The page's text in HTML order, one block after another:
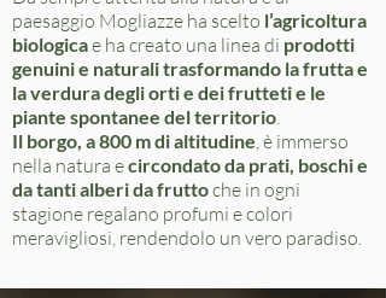
paesaggio Mogliazze ha scelto l’agricoltura
biologicae ha creato una linea di prodotti
genuini e naturali trasformando la frutta e
la verdura degli orti e dei frutteti e le
piante spontanee del territorio.
Il borgo, a 800 m di altitudine, è immerso
nella natura ecircondato da prati, boschi e
da tanti alberi da fruttoche in ogni
stagione regalano profumi e colori
meravigliosi, rendendolo un vero paradiso.